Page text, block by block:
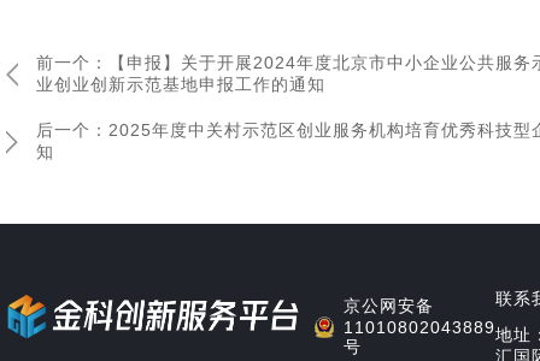
前一个：【申报】关于开展2024年度北京市中小企业公共服务
业创业创新示范基地申报工作的通知
后一个：2025年度中关村示范区创业服务机构培育优秀科技型
知
京公网安备
11010802043889
号
联系
地址
汇国